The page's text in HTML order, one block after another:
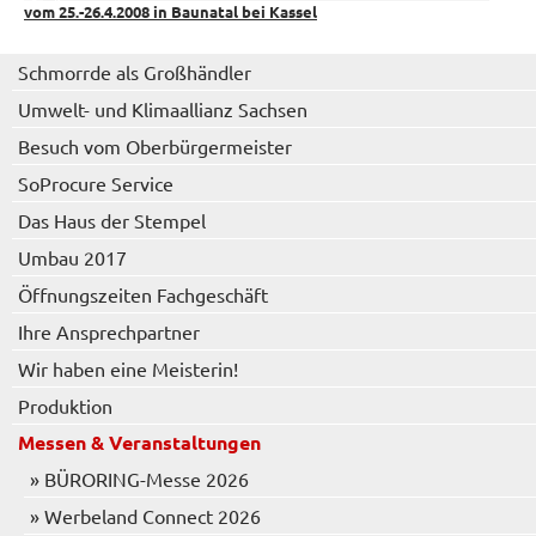
vom 25.-26.4.2008 in Baunatal bei Kassel
Schmorrde als Großhändler
Umwelt- und Klimaallianz Sachsen
Besuch vom Oberbürgermeister
SoProcure Service
Das Haus der Stempel
Umbau 2017
Öffnungszeiten Fachgeschäft
Ihre Ansprechpartner
Wir haben eine Meisterin!
Produktion
Messen & Veranstaltungen
» BÜRORING-Messe 2026
» Werbeland Connect 2026